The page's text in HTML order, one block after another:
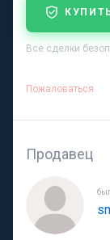
Все сделки
Пожаловаться
Продавец